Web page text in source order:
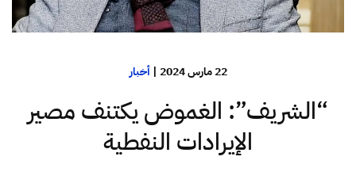
22 مارس 2024 |أخبار
“الشريف”: الغموض يكتنف مصير
الإيرادات النفطية